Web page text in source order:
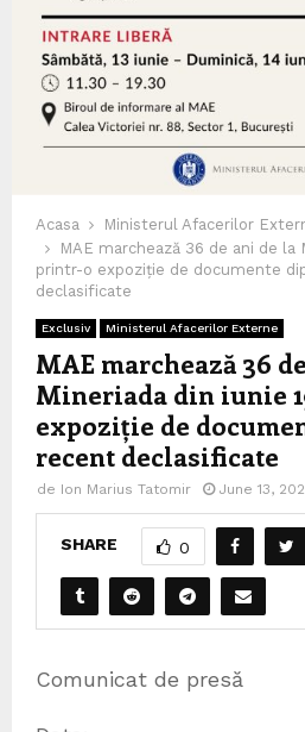
Acasa
Ministerul Afacerilor
MAE marchează 36 de ani de la
printr-o expoziție de documente
declasificate
Exclusiv Ministerul Afacerilor Externe
MAE marchează 36
Mineriada din iunie
expoziție de
recent declasificate
de Ion Marius Tatomir June 13,
SHARE 0
Comunicat de presă